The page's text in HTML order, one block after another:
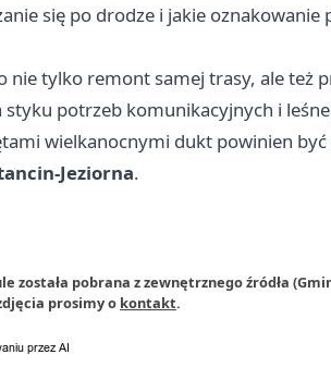
się po drodze i jakie
nie tylko remont samej trasy, ale też
styku potrzeb komunikacyjnych i
wielkanocnymi dukt powinien
Jeziorna.
pobrana z zewnętrznego źródła
prosimy o kontakt.